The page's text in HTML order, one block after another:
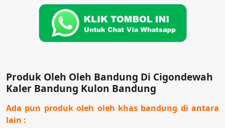
Produk Oleh Oleh Bandung Di Cigondewah
Kaler Bandung Kulon Bandung
Ada pun produk oleh oleh khas bandung di antara
lain :